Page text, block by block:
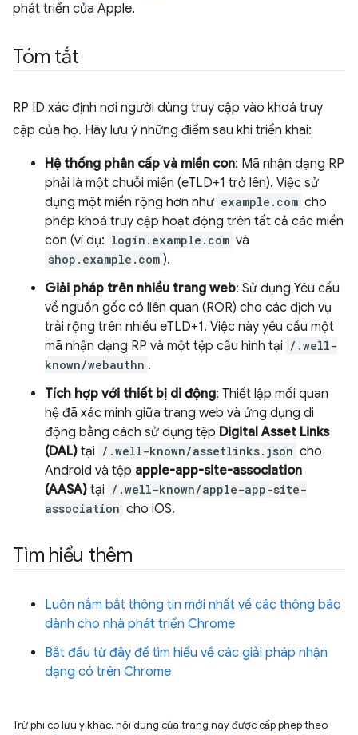
phát triển của Apple.
Tóm tắt
RP ID xác định nơi người dùng truy cập vào khoá truy
cập của họ. Hãy lưu ý những điểm sau khi triển khai:
Hệ thống phân cấp và miền con: Mã nhận dạng RP
phải là một chuỗi miền (eTLD+1 trở lên). Việc sử
dụng một miền rộng hơn như example.com cho
phép khoá truy cập hoạt động trên tất cả các miền
con (ví dụ: login.example.com và
shop.example.com ).
Giải pháp trên nhiều trang web: Sử dụng Yêu cầu
về nguồn gốc có liên quan (ROR) cho các dịch vụ
trải rộng trên nhiều eTLD+1. Việc này yêu cầu một
mã nhận dạng RP và một tệp cấu hình tại /.well-
known/webauthn .
Tích hợp với thiết bị di động: Thiết lập mối quan
hệ đã xác minh giữa trang web và ứng dụng di
động bằng cách sử dụng tệp Digital Asset Links
(DAL) tại /.well-known/assetlinks.json cho
Android và tệp apple-app-site-association
(AASA) tại /.well-known/apple-app-site-
association cho iOS.
Tìm hiểu thêm
Luôn nắm bắt thông tin mới nhất về các thông báo
dành cho nhà phát triển Chrome
Bắt đầu từ đây để tìm hiểu về các giải pháp nhận
dạng có trên Chrome
Trừ phi có lưu ý khác, nội dung của trang này được cấp phép theo